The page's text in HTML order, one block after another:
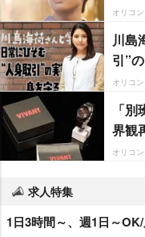
オリコ
川島
引”
オリコ
「
界観
オリコ
求人特集
1日3時間～、週1日～